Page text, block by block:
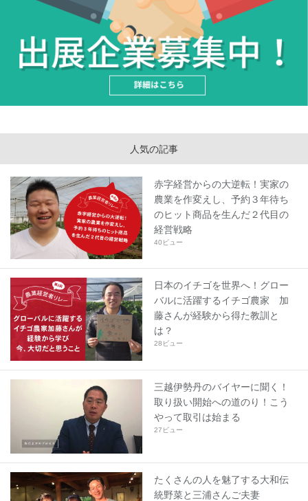
人気の記事
赤字経営からの大逆転！実家の
農業を作変えし、予約３年待ち
のヒット商品を生んだ２代目の
経営戦略
40ビュー
日本のイチゴを世界へ！グロー
バルに活躍するイチゴ農家 加
藤さんが経験から得た教訓と
は？
28ビュー
三越伊勢丹のバイヤーに聞く！
取り扱い開始への道のり！こう
やって取引は始まる
27ビュー
たくさんの人を魅了する大和伝
統野菜と三浦さんご夫妻